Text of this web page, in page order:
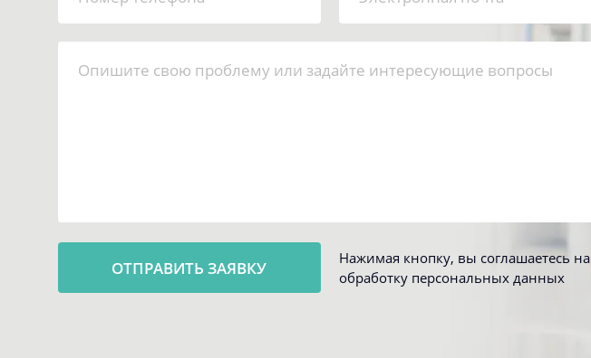
Нажимая кнопку, вы соглашаетесь на
обработку персональных данных